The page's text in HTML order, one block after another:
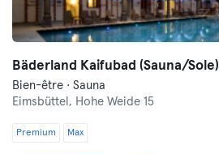
Bäderland Kaifubad (Sauna/Sole)
Bien-être · Sauna
Eimsbüttel, Hohe Weide 15
Premium Max